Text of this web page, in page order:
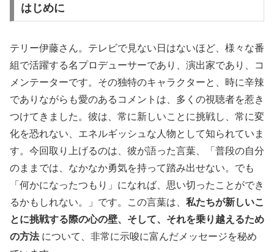
はじめに
テリー伊藤さん。テレビで見ない日はないほど、様々な番
組で活躍する名プロデューサーであり、演出家であり、コ
メンテーターです。その独特のキャラクターと、時に辛辣
でありながらも愛のあるコメントは、多くの視聴者を惹き
つけてきました。彼は、常に新しいことに挑戦し、常に変
化を恐れない、エネルギッシュな人物として知られていま
す。今回取り上げるのは、彼が語った言葉、「普段の自分
のままでは、なかなか勇気を持って踏み出せない。でも
「何かになったつもり」になれば、思い切ったことができ
るかもしれない。」です。この言葉は、 私たちが新しいこ
とに挑戦する際の心の壁、そして、それを乗り越えるため
の方法について、非常に示唆に富んだメッセージを秘め